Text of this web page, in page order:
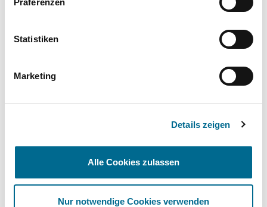
Präferenzen
Statistiken
Marketing
Details zeigen
Alle Cookies zulassen
Nur notwendige Cookies verwenden
Schnelle Verfügbarkeit
Flexible Laufzeiten ✔ - -
- -